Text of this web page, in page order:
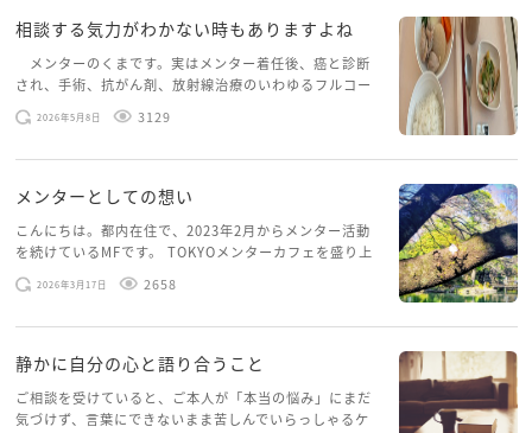
相談する気力がわかない時もありますよね
メンターのくまです。実はメンター着任後、癌と診断
され、手術、抗がん剤、放射線治療のいわゆるフルコー
スを体験していて、しばらくメンターカフェに来られて
いませんでした。体力だけでなく、気力も落ちパソコン
2026年5月8日 3129
メンターとしての想い
こんにちは。都内在住で、2023年2月からメンター活動
を続けているMFです。 TOKYOメンターカフェを盛り上
げたいという想いから、勇気を出して初めてブログを投
稿してみようと思います。少し自分のことを書いてみま
2026年3月17日 2658
静かに自分の心と語り合うこと
ご相談を受けていると、ご本人が「本当の悩み」にまだ
気づけず、言葉にできないまま苦しんでいらっしゃるケ